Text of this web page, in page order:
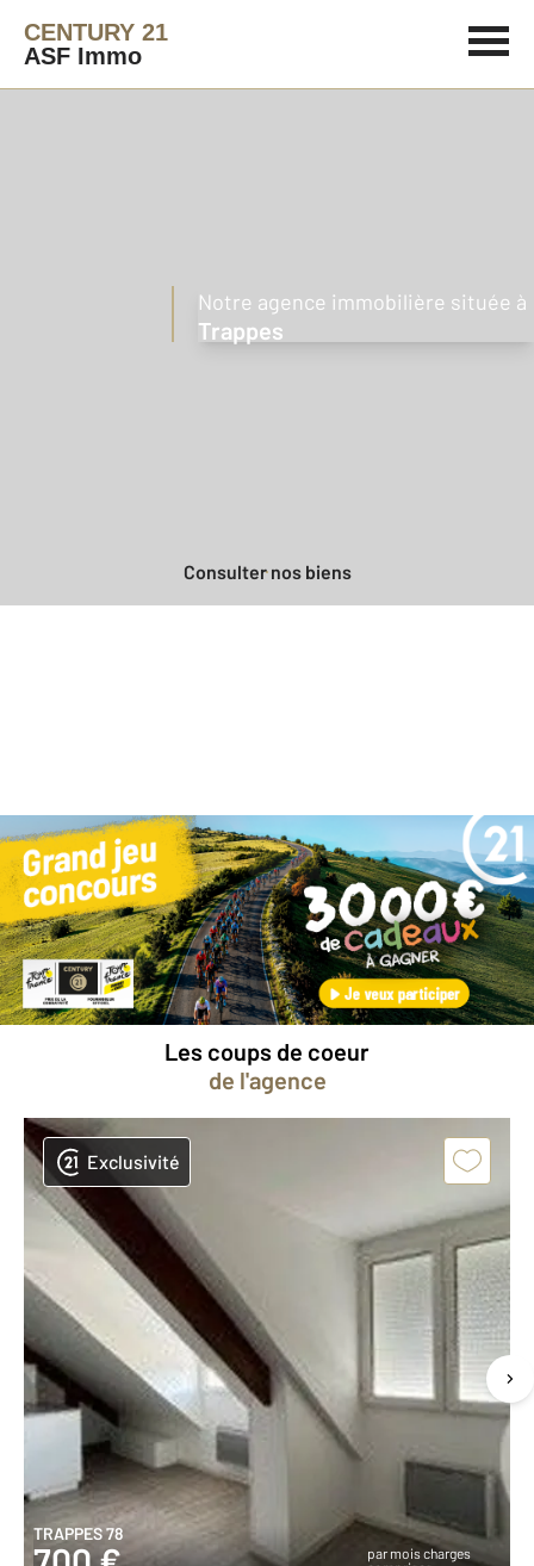
CENTURY 21
ASF Immo
Notre agence immobilière située à
Trappes
Consulter nos biens
Besoin d'une estimation
gratuitepour votre bien ?
Prendre rendez-vous avec un professionnel
Les coups de coeur
de l'agence
Exclusivité
TRAPPES 78
par mois charges